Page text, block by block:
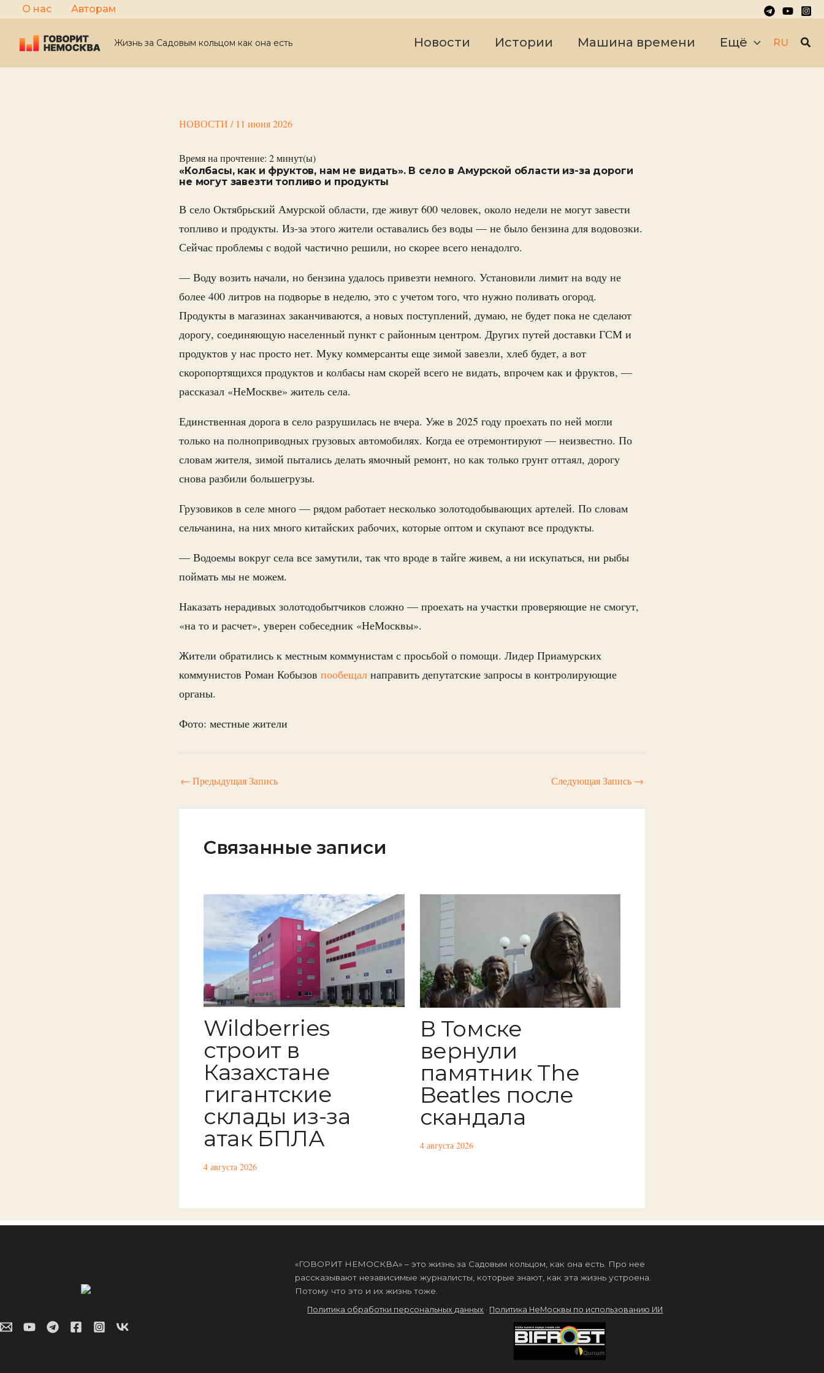
Перейти
к
содержимому
О нас Авторам
Жизнь за Садовым кольцом как она есть Новости Истории Машина времени Ещё RU
НОВОСТИ / 11 июня 2026
Время на прочтение: 2минут(ы)
«Колбасы, как и фруктов, нам не видать». В село в Амурской области из-за дороги
не могут завезти топливо и продукты
В село Октябрьский Амурской области, где живут 600 человек, около недели не могут завести
топливо и продукты. Из-за этого жители оставались без воды — не было бензина для водовозки.
Сейчас проблемы с водой частично решили, но скорее всего ненадолго.
— Воду возить начали, но бензина удалось привезти немного. Установили лимит на воду не
более 400 литров на подворье в неделю, это с учетом того, что нужно поливать огород.
Продукты в магазинах заканчиваются, а новых поступлений, думаю, не будет пока не сделают
дорогу, соединяющую населенный пункт с районным центром. Других путей доставки ГСМ и
продуктов у нас просто нет. Муку коммерсанты еще зимой завезли, хлеб будет, а вот
скоропортящихся продуктов и колбасы нам скорей всего не видать, впрочем как и фруктов, —
рассказал «НеМоскве» житель села.
Единственная дорога в село разрушилась не вчера. Уже в 2025 году проехать по ней могли
только на полноприводных грузовых автомобилях. Когда ее отремонтируют — неизвестно. По
словам жителя, зимой пытались делать ямочный ремонт, но как только грунт оттаял, дорогу
снова разбили большегрузы.
Грузовиков в селе много — рядом работает несколько золотодобывающих артелей. По словам
сельчанина, на них много китайских рабочих, которые оптом и скупают все продукты.
— Водоемы вокруг села все замутили, так что вроде в тайге живем, а ни искупаться, ни рыбы
поймать мы не можем.
Наказать нерадивых золотодобытчиков сложно — проехать на участки проверяющие не смогут,
«на то и расчет», уверен собеседник «НеМосквы».
Жители обратились к местным коммунистам с просьбой о помощи. Лидер Приамурских
коммунистов Роман Кобызов пообещал направить депутатские запросы в контролирующие
органы.
Фото: местные жители
← Предыдущая Запись Следующая Запись →
Связанные записи
Wildberries
строит в
Казахстане
гигантские
склады из-за
атак БПЛА
4 августа 2026
В Томске
вернули
памятник The
Beatles после
скандала
4 августа 2026
«ГОВОРИТ НЕМОСКВА» – это жизнь за Садовым кольцом, как она есть. Про нее
рассказывают независимые журналисты, которые знают, как эта жизнь устроена.
Потому что это и их жизнь тоже.
Политика обработки персональных данных · Политика НеМосквы по использованию ИИ